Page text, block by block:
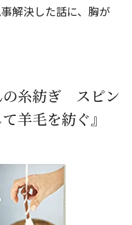
解決した話に、胸が
の糸紡ぎ スピン
羊毛を紡ぐ』